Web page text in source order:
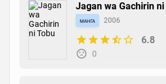
Jagan wa Gachirin ni
манга 2006
6.8
0